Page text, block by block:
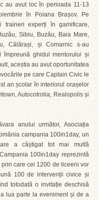
au avut loc în perioada 11-13
în Poiana Brașov. Pe
experți în gamificare,
Sibiu, Buzău, Baia Mare,
Călărași, și Comarnic s-au
împreună ghidul mentorului și
aceștia au avut oportunitatea
pe care Captain Civic le
an școlar în interiorul orașelor
Autocotrolia, Realopolis și
anului următor, Asociația
campania 100in1day, un
a câștigat tot mai multă
100in1day reprezintă
care cei 1200 de liceeni vor
100 de intervenții civice și
totodată o invitație deschisă
lua parte la eveniment și de a